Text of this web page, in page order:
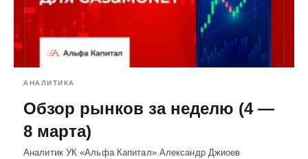
АНАЛИТИКА
Обзор рынков за неделю (4 —
8 марта)
Аналитик УК «Альфа Капитал» Александр Джиоев